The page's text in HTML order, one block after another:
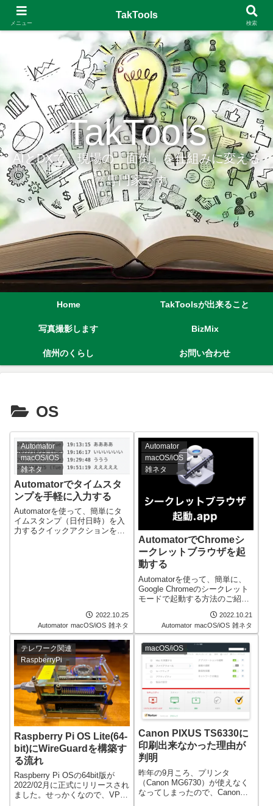
TakTools
AIとDXで、現場の「面倒」を仕組みに変える
専門家です
Home TakToolsが出来ること
写真撮影します BizMix
信州のくらし お問い合わせ
OS
Automator
macOS/iOS
雑ネタ
Automatorでタイムスタ
ンプを手軽に入力する
Automatorを使って、簡単にタ
イムスタンプ（日付日時）を入
力するクイックアクションを作
2022.10.25
Automator macOS/iOS 雑ネタ
Automator
macOS/iOS
雑ネタ
AutomatorでChromeシ
ークレットブラウザを起
動する
Automatorを使って、簡単に、
Google Chromeのシークレット
モードで起動する方法のご紹介
拡張機能をオフにして確認した
い場合もありますよね。その場
合にシークレットモードを利用
すると便利です。
2022.10.21
Automator macOS/iOS 雑ネタ
テレワーク関連
RaspberryPi
Raspberry Pi OS Lite(64-
bit)にWireGuardを構築す
る流れ
Raspberry Pi OSの64bit版が
2022/02月に正式にリリースされ
ました。せっかくなので、VPN
macOS/iOS
Canon PIXUS TS6330に
印刷出来なかった理由が
判明
昨年の9月ころ、プリンタ
（Canon MG6730）が使えなく
なってしまったので、Canonの
メニュー
TakTools
検索